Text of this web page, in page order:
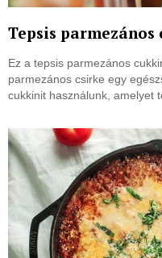
Tepsis
Ez a tepsis parmezános
parmezános csirke egy
cukkinit használunk, amelyet